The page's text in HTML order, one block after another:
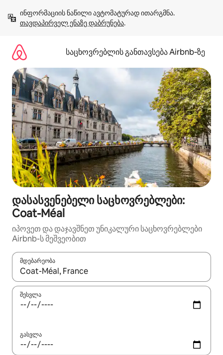
გადასვლა
თავდაპირველ ენაზე დაბრუნება.
საცხოვრებლის განთავსება Airbnb‑ზე
დასასვენებელი საცხოვრებლები:
Coat-Méal
იპოვეთ და დაჯავშნეთ უნიკალური საცხოვრებლები
Airbnb-ს მეშვეობით
მდებარეობა
როცა შედეგები ხელმისაწვდომი გახდება, ნავიგაციისთვის
შესვლა
გასვლა